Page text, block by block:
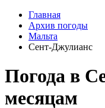
Главная
Архив погоды
Мальта
Сент-Джулианс
Погода в
месяцам